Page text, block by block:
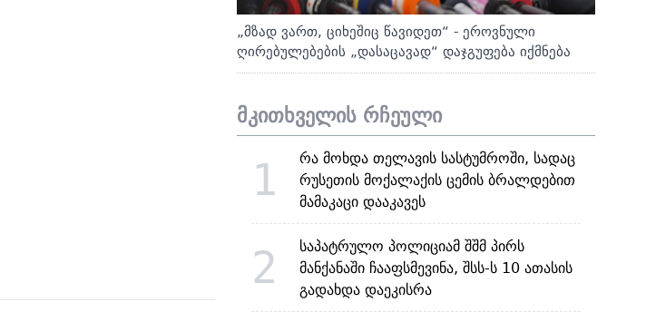
„მზად ვართ, ციხეშიც წავიდეთ“ - ეროვნული
ღირებულებების „დასაცავად“ დაჯგუფება იქმნება
მკითხველის რჩეული
1
რა მოხდა თელავის სასტუმროში, სადაც
რუსეთის მოქალაქის ცემის ბრალდებით
მამაკაცი დააკავეს
2
საპატრულო პოლიციამ შშმ პირს
მანქანაში ჩააფსმევინა, შსს-ს 10 ათასის
გადახდა დაეკისრა